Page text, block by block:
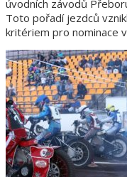
úvodních závodů
Toto pořadí jezdců
kritériem pro nominace